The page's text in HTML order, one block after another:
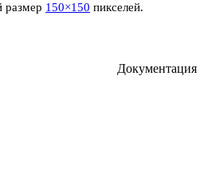
Документация
размер 150×150 пикселей.